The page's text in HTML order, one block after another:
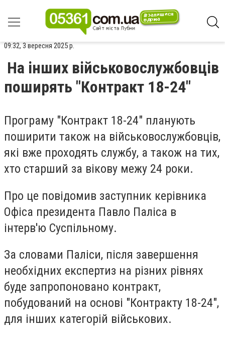
09:32, 3 вересня 2025 р.
На інших військовослужбовців
поширять "Контракт 18-24"
Програму "Контракт 18-24" планують
поширити також на військовослужбовців,
які вже проходять службу, а також на тих,
хто старший за вікову межу 24 роки.
Про це повідомив заступник керівника
Офіса президента Павло Паліса в
інтерв'ю Суспільному.
За словами Паліси, після завершення
необхідних експертиз на різних рівнях
буде запропоновано контракт,
побудований на основі "Контракту 18-24",
для інших категорій військових.